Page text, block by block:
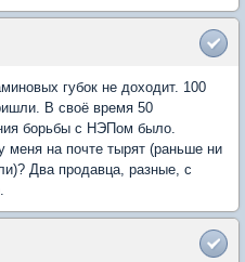
губок не доходит. 100
В своё время 50
борьбы с НЭПом было.
меня на почте тырят (раньше ни
Два продавца, разные, с